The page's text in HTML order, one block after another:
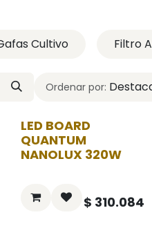
Cultivo Filtro
Ordenar por:
LED BOARD
QUANTUM
NANOLUX 320W
$ 310.084